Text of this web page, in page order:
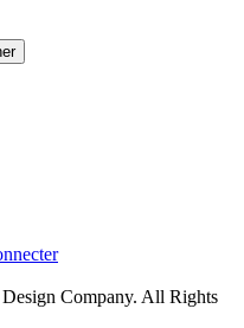
Company. All Rights